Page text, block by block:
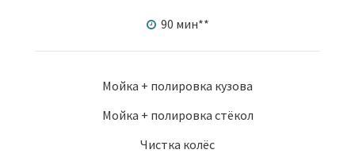
90 мин**
Мойка + полировка кузова
Мойка + полировка стёкол
Чистка колёс